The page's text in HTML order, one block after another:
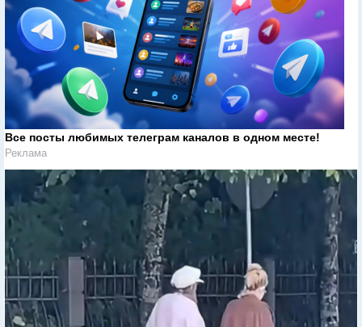
Все посты любимых телеграм каналов в одном месте!
Реклама